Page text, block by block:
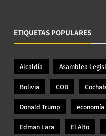
ETIQUETAS POPULARES
Alcaldía Asamblea
Bolivia COB
Donald Trump economía
Edman Lara El Alto